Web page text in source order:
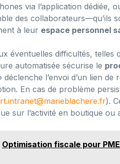
via l’application dédiée,
des
à leur espace personnel
éventuelles difficultés, telles
automatisée sécurise le
déclenche l’envoi d’un lien
En cas de problème
).
sur l’activité en boutique ou
Optimisation fiscale pour